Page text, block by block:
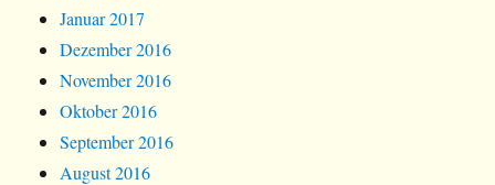
Januar 2017
Dezember 2016
November 2016
Oktober 2016
September 2016
August 2016